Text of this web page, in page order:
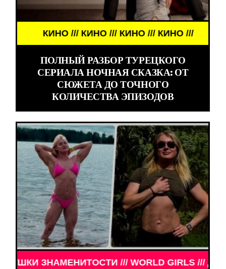
КИНО /// КИНО /// КИНО /// КИНО ///
ПОЛНЫЙ РАЗБОР ТУРЕЦКОГО
СЕРИАЛА НОЧНАЯ СКАЗКА: ОТ
СЮЖЕТА ДО ТОЧНОГО
КОЛИЧЕСТВА ЭПИЗОДОВ
/// WORLD GIRLS /// ДЕВУШКИ